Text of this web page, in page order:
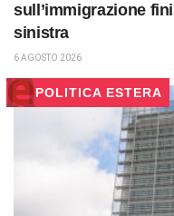
sull’immigrazione
sinistra
6 AGOSTO 2026
POLITICA ESTERA